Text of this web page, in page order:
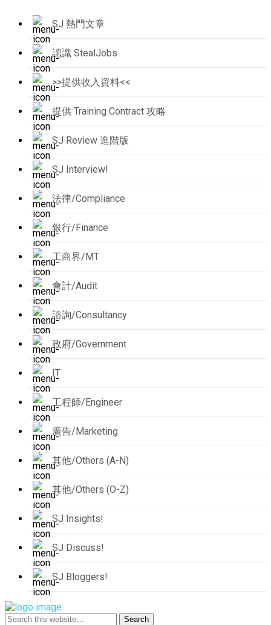
SJ 熱門文章
認識 StealJobs
>>提供收入資料<<
提供 Training Contract 攻略
SJ Review 進階版
SJ Interview!
法律/Compliance
銀行/Finance
工商界/MT
會計/Audit
諮詢/Consultancy
政府/Government
IT
工程師/Engineer
廣告/Marketing
其他/Others (A-N)
其他/Others (O-Z)
SJ Insights!
SJ Discuss!
SJ Bloggers!